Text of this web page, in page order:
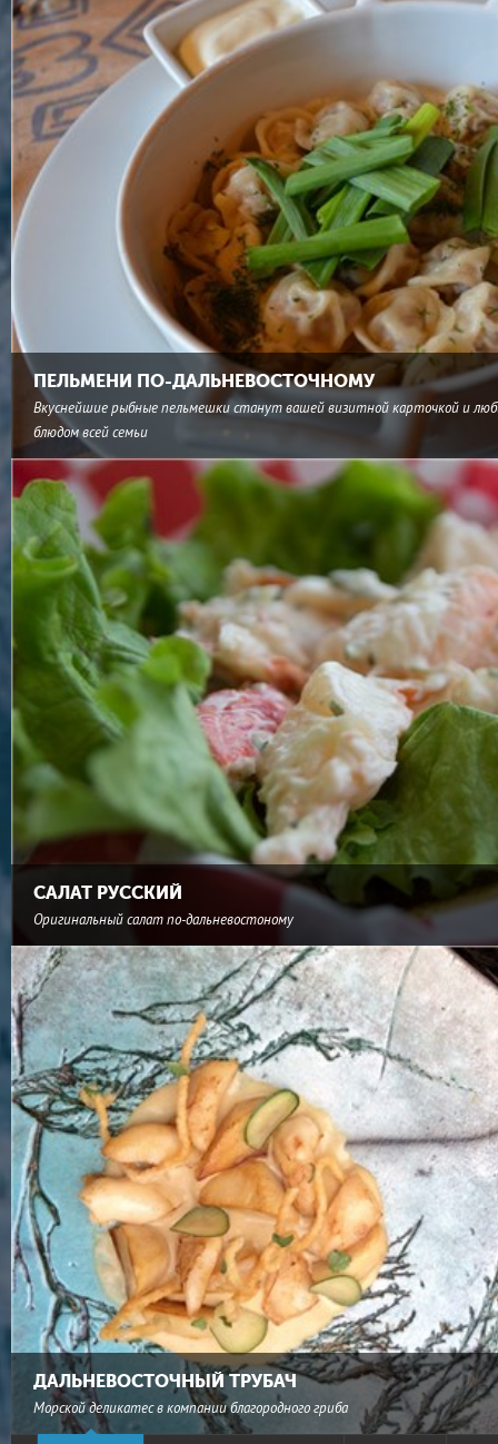
ПЕЛЬМЕНИ ПО-ДАЛЬНЕВОСТОЧНОМУ
Вкуснейшие рыбные пельмешки станут вашей визитной карточкой и
блюдом всей семьи
САЛАТ РУССКИЙ
Оригинальный салат по-дальневостоному
ДАЛЬНЕВОСТОЧНЫЙ ТРУБАЧ
Морской деликатес в компании благородного гриба